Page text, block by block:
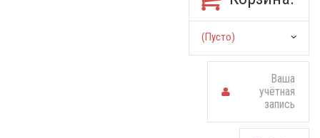
(пусто)
Ваша
учётная
запись